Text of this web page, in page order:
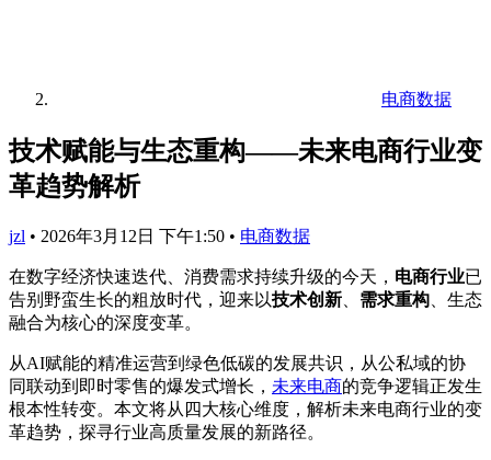
电商数据
技术赋能与生态重构——未来电商行业变
革趋势解析
jzl • 2026年3月12日 下午1:50 • 电商数据
在数字经济快速迭代、消费需求持续升级的今天， 电商行业已
告别野蛮生长的粗放时代，迎来以技术创新 需求重构 、生态
融合为核心的深度变革。
从AI赋能的精准运营到绿色低碳的发展共识，从公私域的协
同联动到即时零售的爆发式增长， 未来电商的竞争逻辑正发生
根本性转变。本文将从四大核心维度，解析未来电商行业的变
革趋势，探寻行业高质量发展的新路径。